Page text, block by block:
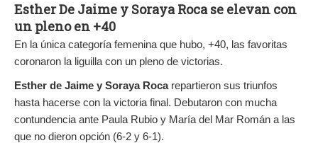
Esther De Jaime y Soraya Roca se elevan con
un pleno en +40
En la única categoría femenina que hubo, +40, las favoritas
coronaron la liguilla con un pleno de victorias.
Esther de Jaime y Soraya Rocarepartieron sus triunfos
hasta hacerse con la victoria final. Debutaron con mucha
contundencia ante Paula Rubio y María del Mar Román a las
que no dieron opción (6-2 y 6-1).